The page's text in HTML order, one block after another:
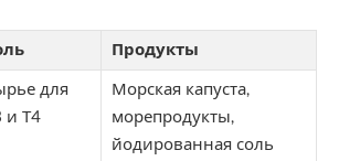
Продукты
для
и Т4
Морская капуста,
морепродукты,
йодированная соль